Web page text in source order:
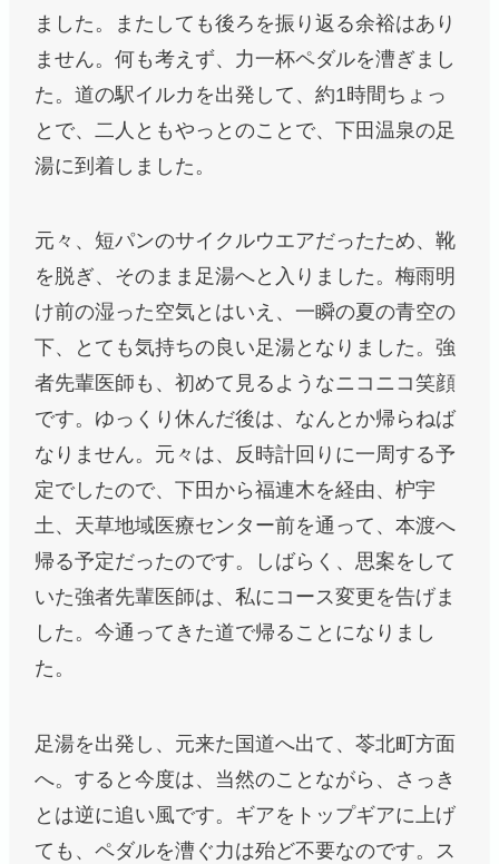
ました。またしても後ろを振り返る余裕はあり
ません。何も考えず、力一杯ペダルを漕ぎまし
た。道の駅イルカを出発して、約1時間ちょっ
とで、二人ともやっとのことで、下田温泉の足
湯に到着しました。
元々、短パンのサイクルウエアだったため、靴
を脱ぎ、そのまま足湯へと入りました。梅雨明
け前の湿った空気とはいえ、一瞬の夏の青空の
下、とても気持ちの良い足湯となりました。強
者先輩医師も、初めて見るようなニコニコ笑顔
です。ゆっくり休んだ後は、なんとか帰らねば
なりません。元々は、反時計回りに一周する予
定でしたので、下田から福連木を経由、枦宇
土、天草地域医療センター前を通って、本渡へ
帰る予定だったのです。しばらく、思案をして
いた強者先輩医師は、私にコース変更を告げま
した。今通ってきた道で帰ることになりまし
た。
足湯を出発し、元来た国道へ出て、苓北町方面
へ。すると今度は、当然のことながら、さっき
とは逆に追い風です。ギアをトップギアに上げ
ても、ペダルを漕ぐ力は殆ど不要なのです。ス